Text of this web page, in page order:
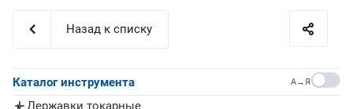
Назад к списку
Каталог инструмента A→Я
▸ Державки токарные